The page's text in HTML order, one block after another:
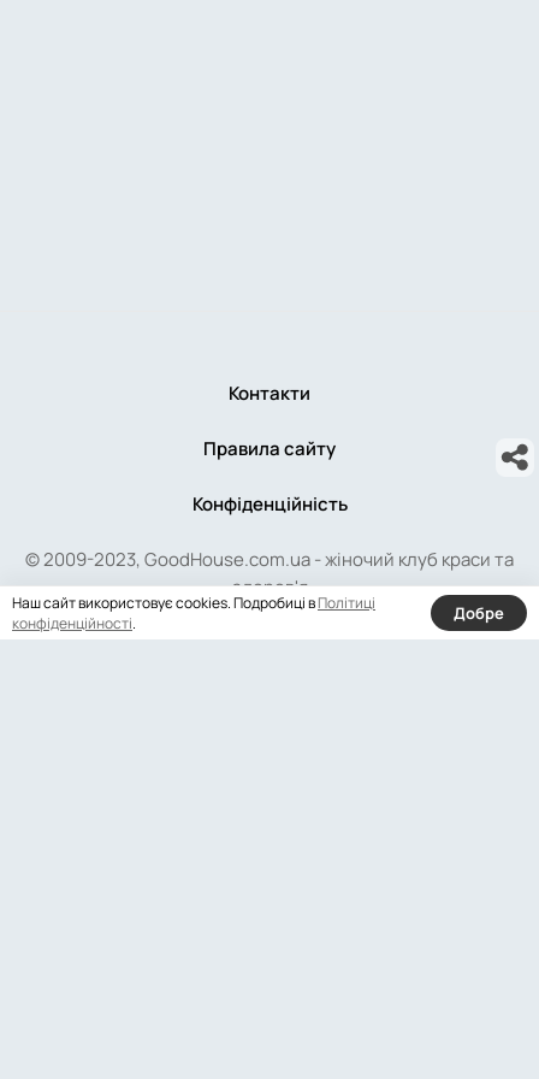
© 2009-2023, GoodHouse.com.ua - жіночий клуб краси та
здоров'я
Контакти
Правила сайту
Конфіденційність
Наш сайт використовує cookies. Подробиці вПолітиці
конфіденційності. Добре